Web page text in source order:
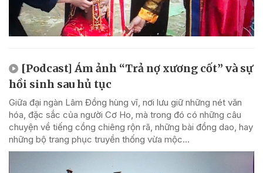
[Podcast] Ám ảnh “Trả nợ xương cốt” và sự
hồi sinh sau hủ tục
Giữa đại ngàn Lâm Đồng hùng vĩ, nơi lưu giữ những nét văn
hóa, đặc sắc của người Cơ Ho, mà trong đó có những câu
chuyện về tiếng cồng chiêng rộn rã, những bài đồng dao, hay
những bộ trang phục truyền thống vừa mộc...